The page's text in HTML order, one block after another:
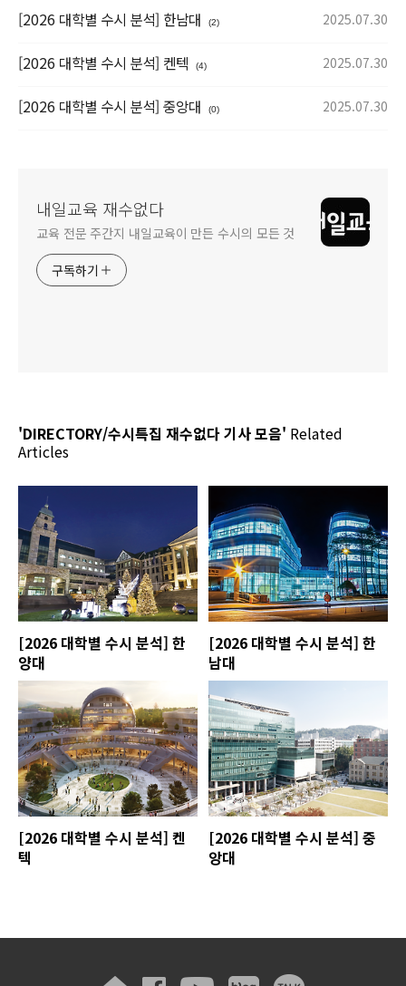
[2026 대학별 수시 분석] 한남대 (2) 2025.07.30
[2026 대학별 수시 분석] 켄텍 (4) 2025.07.30
[2026 대학별 수시 분석] 중앙대 (0) 2025.07.30
내일교육 재수없다
교육 전문 주간지 내일교육이 만든 수시의 모든 것
구독하기
'DIRECTORY/수시특집 재수없다 기사 모음' Related
Articles
[2026 대학별 수시 분석] 한
양대
[2026 대학별 수시 분석] 한
남대
[2026 대학별 수시 분석] 켄
텍
[2026 대학별 수시 분석] 중
앙대